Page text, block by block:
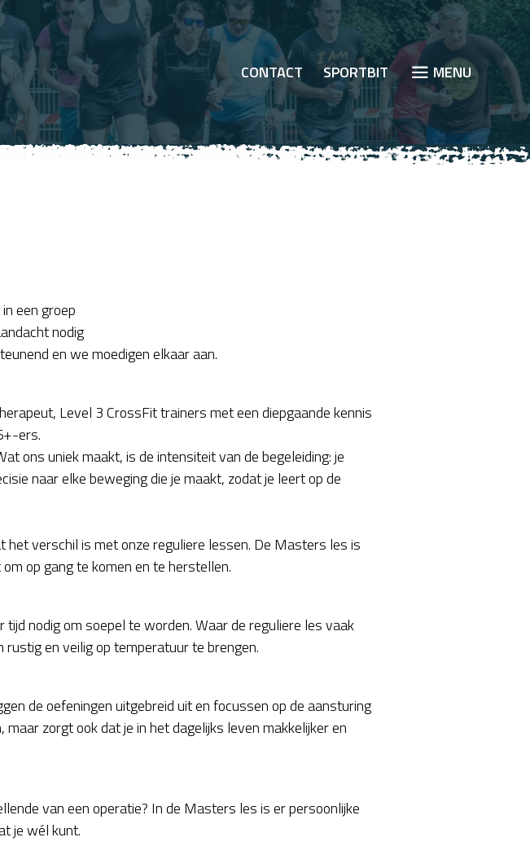
CONTACT SPORTBIT JUMP TO
MENU
een groep
nodig
en we moedigen elkaar aan.
Level 3 CrossFit trainers met een diepgaande kennis
ers.
ons uniek maakt, is de intensiteit van de begeleiding: je
naar elke beweging die je maakt, zodat je leert op de
verschil is met onze reguliere lessen. De Masters les is
op gang te komen en te herstellen.
nodig om soepel te worden. Waar de reguliere les vaak
en veilig op temperatuur te brengen.
de oefeningen uitgebreid uit en focussen op de aansturing
zorgt ook dat je in het dagelijks leven makkelijker en
van een operatie? In de Masters les is er persoonlijke
je wél kunt.